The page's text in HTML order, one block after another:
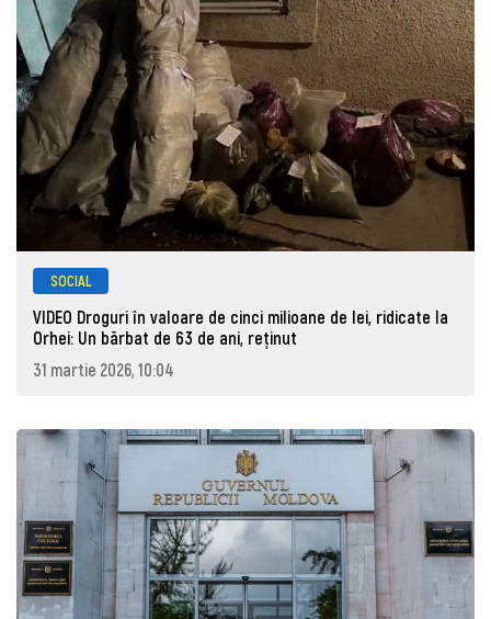
SOCIAL
VIDEO Droguri în valoare de cinci milioane de lei, ridicate la
Orhei: Un bărbat de 63 de ani, reţinut
31 martie 2026, 10:04